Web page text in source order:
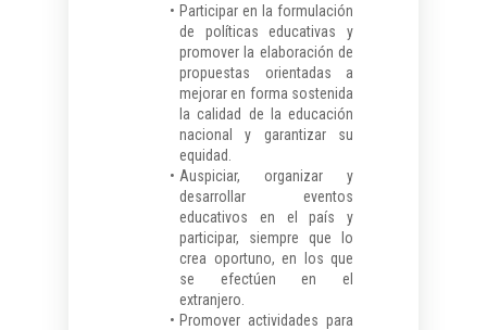
Participar en la formulación
de políticas educativas y
promover la elaboración de
propuestas orientadas a
mejorar en forma sostenida
la calidad de la educación
nacional y garantizar su
equidad.
Auspiciar, organizar y
desarrollar eventos
educativos en el país y
participar, siempre que lo
crea oportuno, en los que
se efectúen en el
extranjero.
Promover actividades para